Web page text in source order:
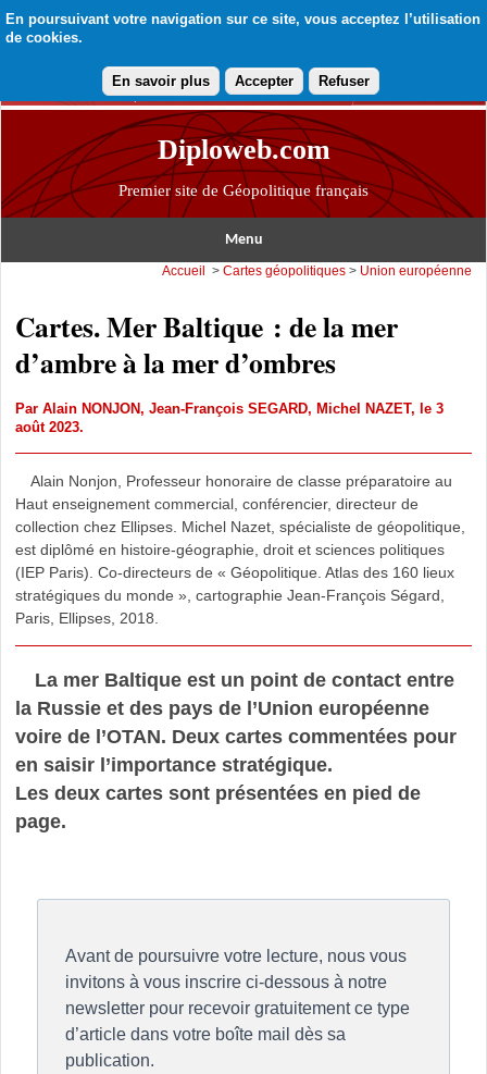
En poursuivant votre navigation sur ce site, vous acceptez l’utilisation
de cookies.
En savoir plus Accepter Refuser
Diploweb.com
Premier site de Géopolitique français
Menu
Accueil >Cartes géopolitiques > Union européenne
Cartes. Mer Baltique : de la mer
d’ambre à la mer d’ombres
Par Alain NONJON, Jean-François SEGARD, Michel NAZET, le 3
août 2023.
Alain Nonjon, Professeur honoraire de classe préparatoire au
Haut enseignement commercial, conférencier, directeur de
collection chez Ellipses. Michel Nazet, spécialiste de géopolitique,
est diplômé en histoire-géographie, droit et sciences politiques
(IEP Paris). Co-directeurs de « Géopolitique. Atlas des 160 lieux
stratégiques du monde », cartographie Jean-François Ségard,
Paris, Ellipses, 2018.
La mer Baltique est un point de contact entre
la Russie et des pays de l’Union européenne
voire de l’OTAN. Deux cartes commentées pour
en saisir l’importance stratégique.
Les deux cartes sont présentées en pied de
page.